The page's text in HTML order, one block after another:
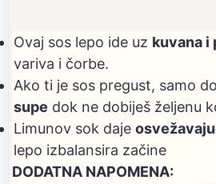
Ovaj sos lepo ide uz kuvana i
variva i čorbe.
Ako ti je sos pregust, samo
supe dok ne dobiješ željenu
Limunov sok daje
lepo izbalansira začine
DODATNA NAPOMENA: